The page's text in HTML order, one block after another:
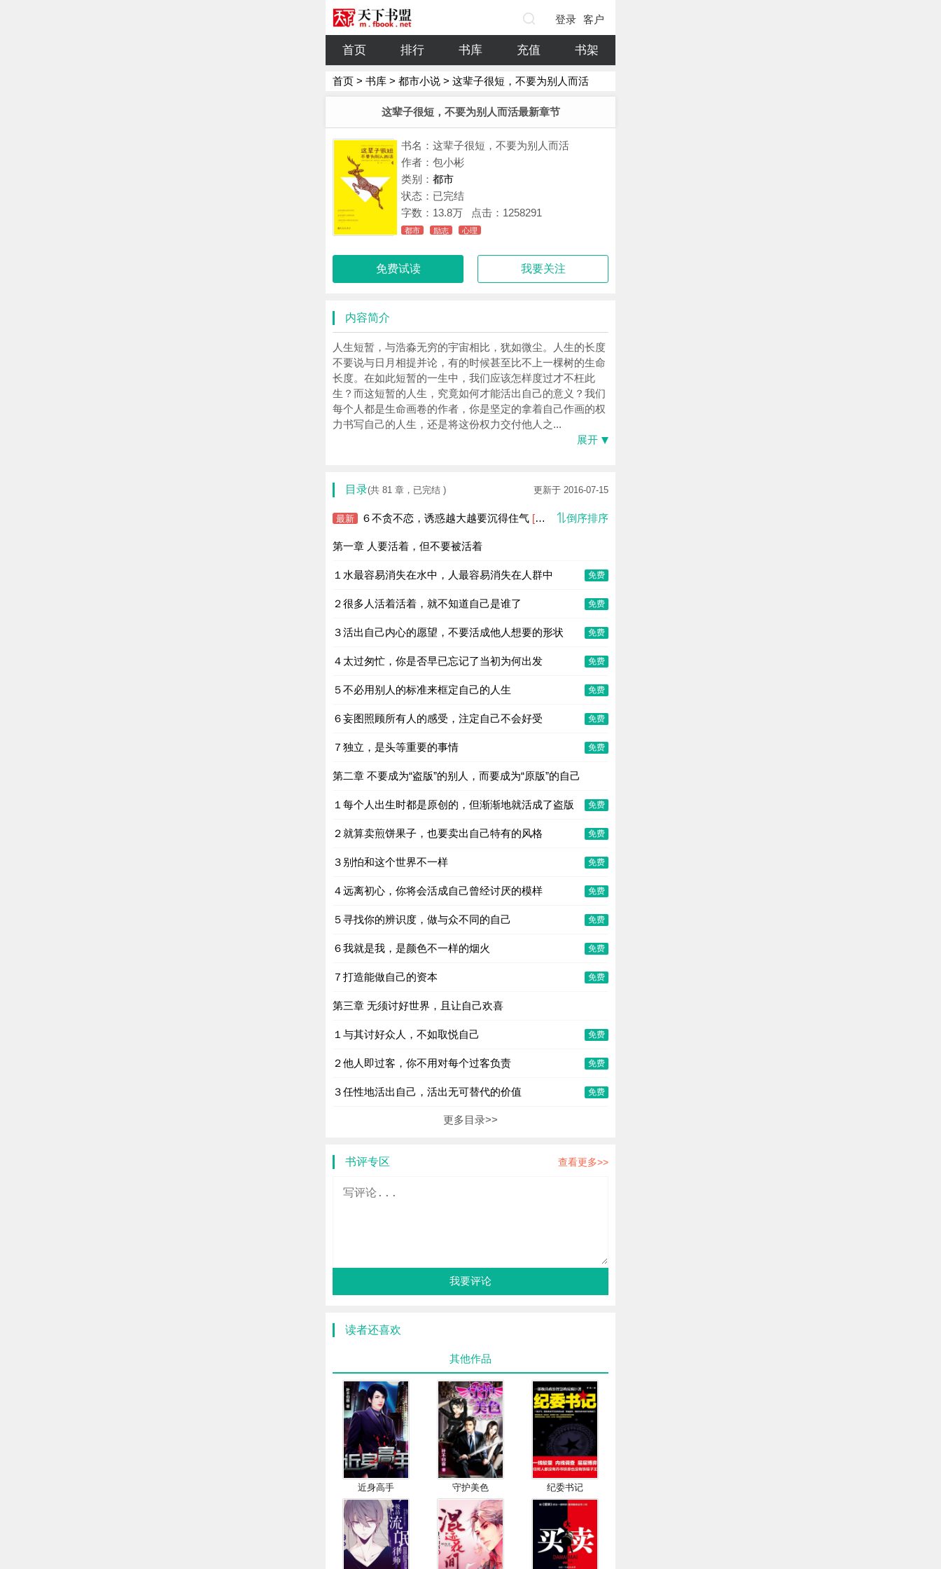
登录 客户
端
首页 排行 书库 充值 书架
首页 > 书库 > 都市小说 > 这辈子很短，不要为别人而活
这辈子很短，不要为别人而活最新章节
书名：这辈子很短，不要为别人而活
作者：包小彬
类别： 都市
状态：已完结
字数： 13.8万 点击：1258291
都市 励志 心理
免费试读 我要关注
内容简介
人生短暂，与浩淼无穷的宇宙相比，犹如微尘。人生的长度
不要说与日月相提并论，有的时候甚至比不上一棵树的生命
长度。在如此短暂的一生中，我们应该怎样度过才不枉此
生？而这短暂的人生，究竟如何才能活出自己的意义？我们
每个人都是生命画卷的作者，你是坚定的拿着自己作画的权
力书写自己的人生，还是将这份权力交付他人之...
展开
目录(共 81 章，已完结 ) 更新于 2016-07-15
最新 ６不贪不恋，诱惑越大越要沉得住气 [VIP] 倒序排序
第一章 人要活着，但不要被活着
１水最容易消失在水中，人最容易消失在人群中 免费
２很多人活着活着，就不知道自己是谁了 免费
３活出自己内心的愿望，不要活成他人想要的形状 免费
４太过匆忙，你是否早已忘记了当初为何出发 免费
５不必用别人的标准来框定自己的人生 免费
６妄图照顾所有人的感受，注定自己不会好受 免费
７独立，是头等重要的事情 免费
第二章 不要成为“盗版”的别人，而要成为“原版”的自己
１每个人出生时都是原创的，但渐渐地就活成了盗版 免费
２就算卖煎饼果子，也要卖出自己特有的风格 免费
３别怕和这个世界不一样 免费
４远离初心，你将会活成自己曾经讨厌的模样 免费
５寻找你的辨识度，做与众不同的自己 免费
６我就是我，是颜色不一样的烟火 免费
７打造能做自己的资本 免费
第三章 无须讨好世界，且让自己欢喜
１与其讨好众人，不如取悦自己 免费
２他人即过客，你不用对每个过客负责 免费
３任性地活出自己，活出无可替代的价值 免费
更多目录>>
书评专区 查看更多>>
我要评论
读者还喜欢
其他作品
近身高手 守护美色 纪委书记